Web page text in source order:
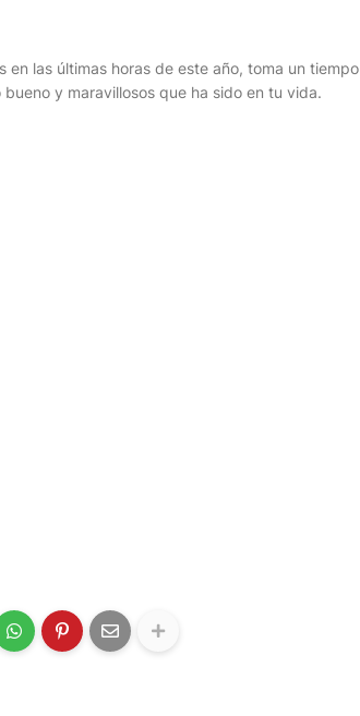
en las últimas horas de este año, toma un tiempo
y maravillosos que ha sido en tu vida.